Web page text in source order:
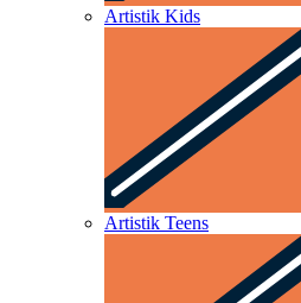
Artistik Kids
Artistik Teens